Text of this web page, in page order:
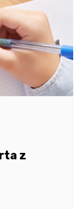
z